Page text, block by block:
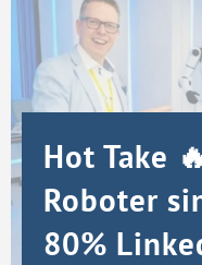
Hot Take
Roboter
80%